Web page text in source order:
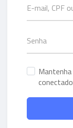
Mantenha
conectado